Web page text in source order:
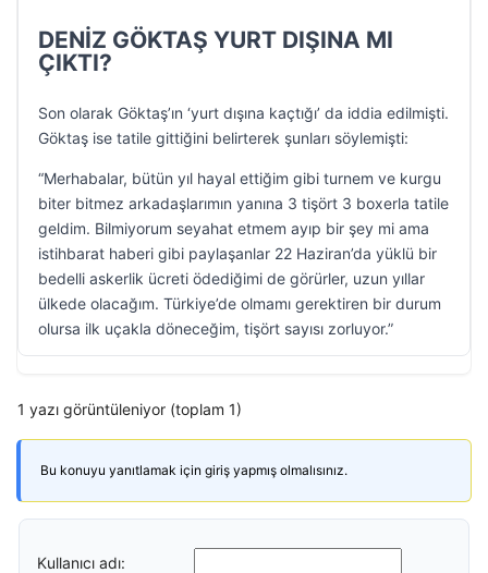
DENİZ GÖKTAŞ YURT DIŞINA MI
ÇIKTI?
Son olarak Göktaş’ın ‘yurt dışına kaçtığı’ da iddia edilmişti.
Göktaş ise tatile gittiğini belirterek şunları söylemişti:
“Merhabalar, bütün yıl hayal ettiğim gibi turnem ve kurgu
biter bitmez arkadaşlarımın yanına 3 tişört 3 boxerla tatile
geldim. Bilmiyorum seyahat etmem ayıp bir şey mi ama
istihbarat haberi gibi paylaşanlar 22 Haziran’da yüklü bir
bedelli askerlik ücreti ödediğimi de görürler, uzun yıllar
ülkede olacağım. Türkiye’de olmamı gerektiren bir durum
olursa ilk uçakla döneceğim, tişört sayısı zorluyor.”
1 yazı görüntüleniyor (toplam 1)
Bu konuyu yanıtlamak için giriş yapmış olmalısınız.
Kullanıcı adı: